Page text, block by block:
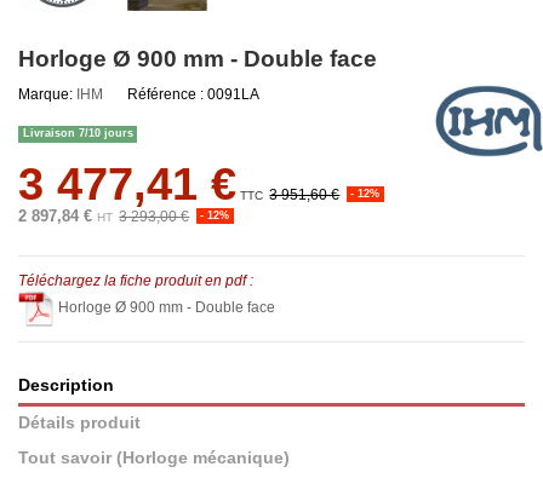
Horloge Ø 900 mm - Double face
Marque: IHM Référence : 0091LA
Livraison 7/10 jours
3 477,41 € TTC 3 951,60 € - 12%
2 897,84 € HT 3 293,00 € - 12%
Téléchargez la fiche produit en pdf :
Horloge Ø 900 mm - Double face
Description
Détails produit
Tout savoir (Horloge mécanique)